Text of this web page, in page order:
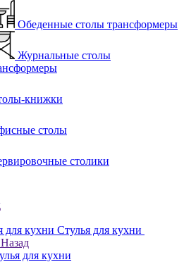
Обеденные столы трансформеры
Журнальные столы
книжки
столы
столики
Стулья для кухни
Назад
для кухни